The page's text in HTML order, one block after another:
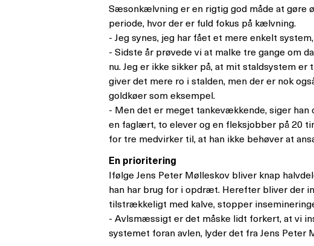
Sæsonkælvning er en rigtig god måde at gøre
periode, hvor der er fuld fokus på kælvning.
- Jeg synes, jeg har fået et mere enkelt
- Sidste år prøvede vi at malke tre gange om
nu. Jeg er ikke sikker på, at mit staldsystem
giver det mere ro i stalden, men der er nok
goldkøer som eksempel.
- Men det er meget tankevækkende, siger
en faglært, to elever og en fleksjobber på 20
for tre medvirker til, at han ikke behøver at
En prioritering
Ifølge Jens Peter Mølleskov bliver knap
han har brug for i opdræt. Herefter bliver der
tilstrækkeligt med kalve, stopper
- Avlsmæssigt er det måske lidt forkert, at vi
systemet foran avlen, lyder det fra Jens Peter